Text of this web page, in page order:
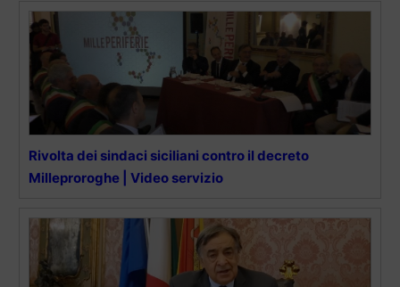
Rivolta dei sindaci siciliani contro il decreto
Milleproroghe | Video servizio